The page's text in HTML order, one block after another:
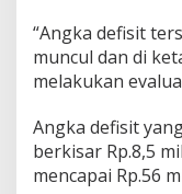
“Angka defisit
muncul dan di
melakukan
Angka defisit
berkisar Rp.8,5
mencapai Rp.56